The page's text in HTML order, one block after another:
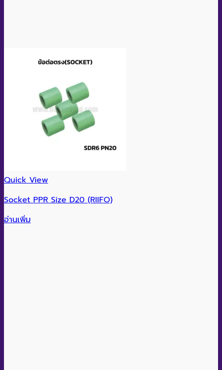
Quick View
Socket PPR Size D20 (RIIFO)
อ่านเพิ่ม